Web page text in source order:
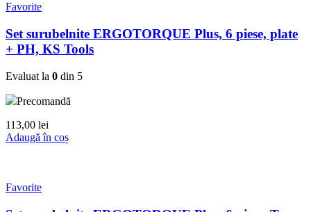
Favorite
Set surubelnite ERGOTORQUE Plus, 6 piese, plate
+ PH, KS Tools
Evaluat la 0 din 5
Precomandă
113,00 lei
Adaugă în coș
Favorite